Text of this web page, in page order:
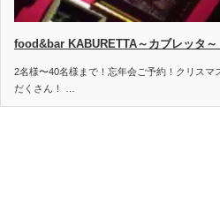
food&bar KABURETTA～カブレッタ～
2名様〜40名様まで！忘年会ご予約！クリスマ
だくさん！ …